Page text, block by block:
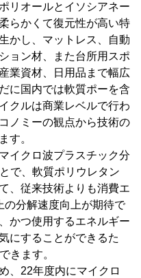
リオールとイソシアネー
らかくて復元性が高い特
かし、マットレス、自動
ョン材、また台所用スポ
業資材、日用品まで幅広
に国内では軟質ポーを含
クルは商業レベルで行わ
ノミーの観点から技術の
す。
イクロ波プラスチック分
で、軟質ポリウレタン
、従来技術よりも消費エ
の分解速度向上が期待で
かつ使用するエネルギー
にすることができるた
きます。
、22年度内にマイクロ